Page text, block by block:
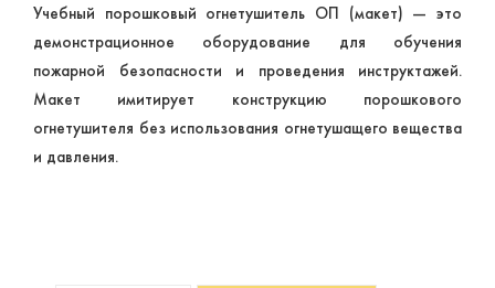
Учебный порошковый огнетушитель ОП (макет) — это
демонстрационное оборудование для обучения
пожарной безопасности и проведения инструктажей.
Макет имитирует конструкцию порошкового
огнетушителя без использования огнетушащего вещества
и давления.